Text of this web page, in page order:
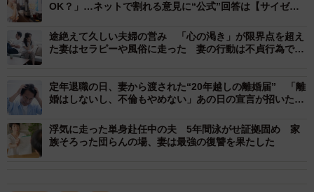
無視は「SOS」に気づいて欲しいサイン
ー妻はなぜ、無視をするのでしょうか？
妻の無視は、夫に対する「SOSに気づいてほしい」という
メッセージである可能性が高いです。妻は不機嫌な態度や
無視をすることで、「私の気持ちを分かってよ」という心
の叫びを夫に伝えようとしています。これは一見、夫に対
する八つ当たりのように見えますが、実は夫に「どうした
OK？」…ネットで割れる意見に“公式”回答は【サイゼリ
途絶えて久しい夫婦の営み 「心の渇き」が限界点を超え
た妻はセラピーや風俗に走った 妻の行動は不貞行為です
定年退職の日、妻から渡された“20年越しの離婚届” 「離
婚はしないし、不倫もやめない」あの日の宣言が招いた結
浮気に走った単身赴任中の夫 5年間泳がせ証拠固め 家
族そろった団らんの場、妻は最強の復讐を果たした